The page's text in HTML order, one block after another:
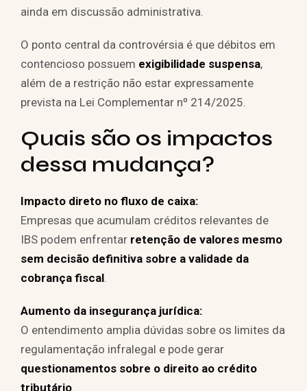
ainda em discussão administrativa.
O ponto central da controvérsia é que débitos em
contencioso possuem exigibilidade suspensa,
além de a restrição não estar expressamente
prevista na Lei Complementar nº 214/2025.
Quais são os impactos
dessa mudança?
Impacto direto no fluxo de caixa:
Empresas que acumulam créditos relevantes de
IBS podem enfrentar retenção de valores mesmo
sem decisão definitiva sobre a validade da
cobrança fiscal.
Aumento da insegurança jurídica:
O entendimento amplia dúvidas sobre os limites da
regulamentação infralegal e pode gerar
questionamentos sobre o direito ao crédito
tributário.